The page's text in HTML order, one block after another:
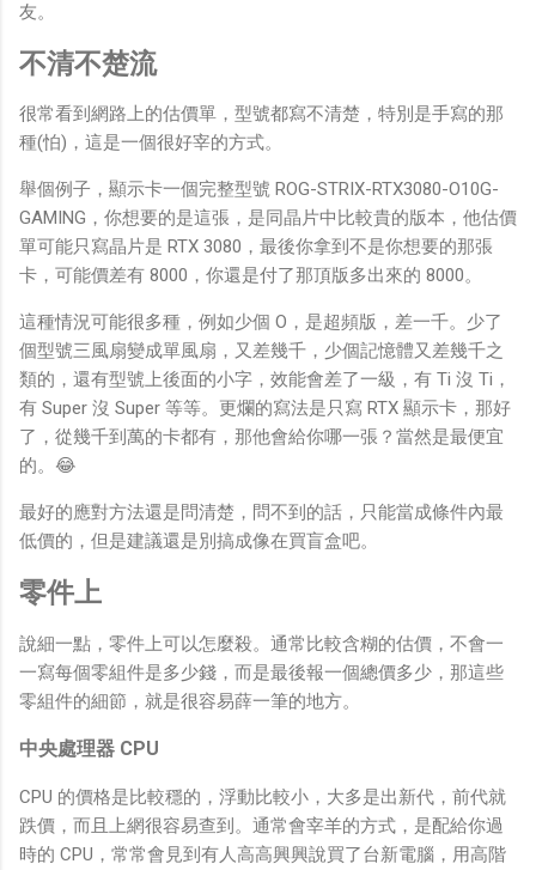
友。
不清不楚流
很常看到網路上的估價單，型號都寫不清楚，特別是手寫的那
種(怕)，這是一個很好宰的方式。
舉個例子，顯示卡一個完整型號 ROG-STRIX-RTX3080-O10G-
GAMING，你想要的是這張，是同晶片中比較貴的版本，他估價
單可能只寫晶片是 RTX 3080，最後你拿到不是你想要的那張
卡，可能價差有 8000，你還是付了那頂版多出來的 8000。
這種情況可能很多種，例如少個 O，是超頻版，差一千。少了
個型號三風扇變成單風扇，又差幾千，少個記憶體又差幾千之
類的，還有型號上後面的小字，效能會差了一級，有 Ti 沒 Ti，
有 Super 沒 Super 等等。更爛的寫法是只寫 RTX 顯示卡，那好
了，從幾千到萬的卡都有，那他會給你哪一張？當然是最便宜
的。😂
最好的應對方法還是問清楚，問不到的話，只能當成條件內最
低價的，但是建議還是別搞成像在買盲盒吧。
零件上
說細一點，零件上可以怎麼殺。通常比較含糊的估價，不會一
一寫每個零組件是多少錢，而是最後報一個總價多少，那這些
零組件的細節，就是很容易薛一筆的地方。
中央處理器 CPU
CPU 的價格是比較穩的，浮動比較小，大多是出新代，前代就
跌價，而且上網很容易查到。通常會宰羊的方式，是配給你過
時的 CPU，常常會見到有人高高興興說買了台新電腦，用高階